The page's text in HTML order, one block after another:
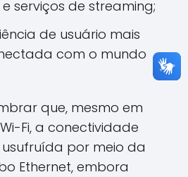
serviços de streaming;
de usuário mais
com o mundo
que, mesmo em
Fi, a conectividade
por meio da
Ethernet, embora